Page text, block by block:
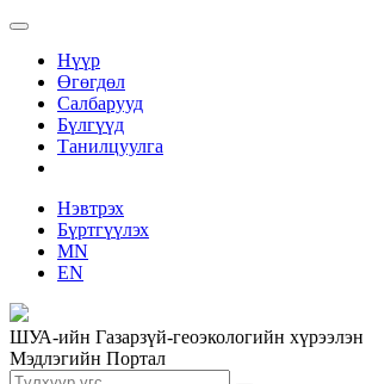
Нүүр
Өгөгдөл
Салбарууд
Бүлгүүд
Танилцуулга
Нэвтрэх
Бүртгүүлэх
MN
EN
ШУА-ийн Газарзүй-геоэкологийн хүрээлэн
Мэдлэгийн Портал